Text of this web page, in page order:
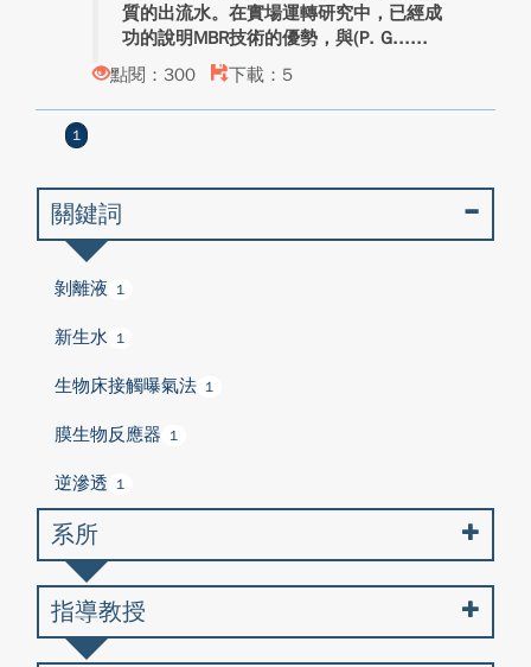
質的出流水。在實場運轉研究中，已經成
功的說明MBR技術的優勢，與(P. G...
點閱：300
下載：5
1
關鍵詞
剝離液 1
新生水 1
生物床接觸曝氣法 1
膜生物反應器 1
逆滲透 1
系所
指導教授